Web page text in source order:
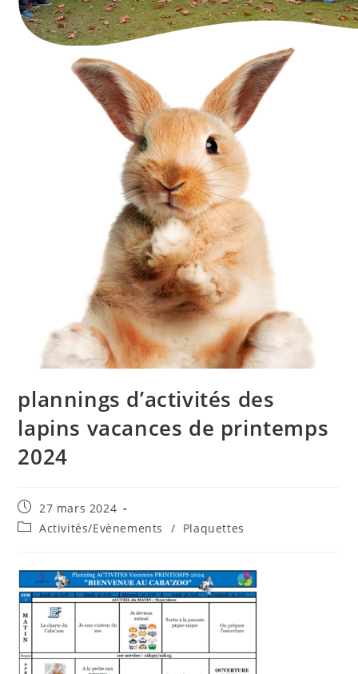
plannings d’activités des
lapins vacances de printemps
2024
Publication
publiée :
27 mars 2024
PostActivités/Evènements / Plaquettes